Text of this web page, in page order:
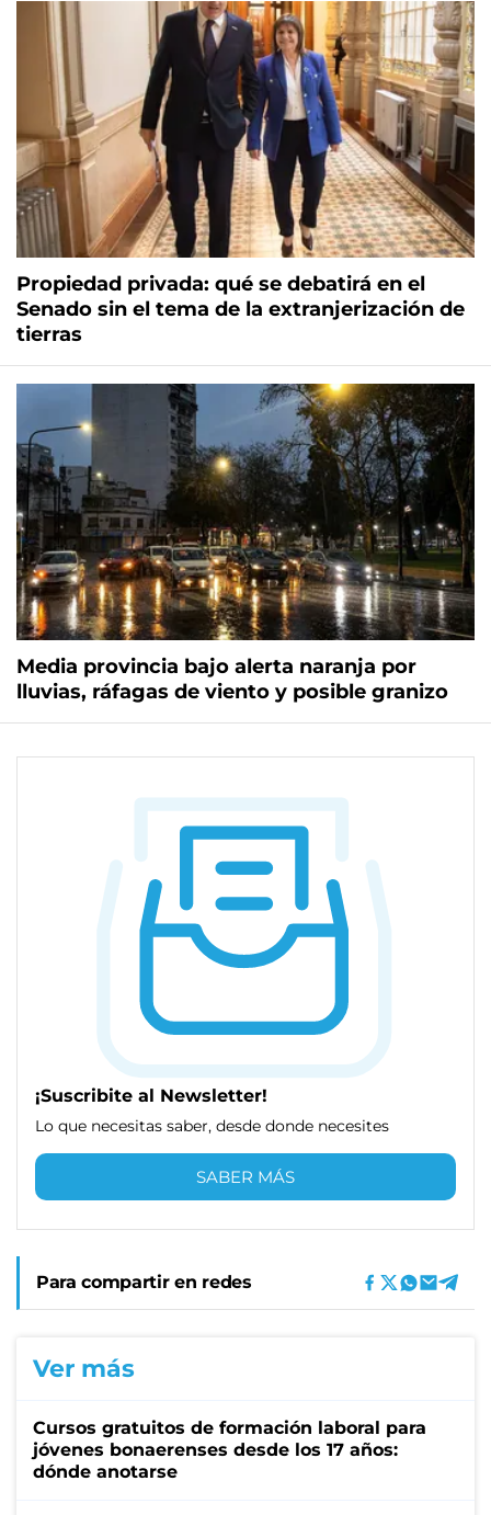
Propiedad privada: qué se debatirá en el
Senado sin el tema de la extranjerización de
tierras
Media provincia bajo alerta naranja por
lluvias, ráfagas de viento y posible granizo
¡Suscribite al Newsletter!
Lo que necesitas saber, desde donde necesites
SABER MÁS
Para compartir en redes
Ver más
Cursos gratuitos de formación laboral para
jóvenes bonaerenses desde los 17 años:
dónde anotarse